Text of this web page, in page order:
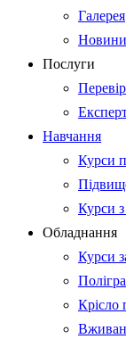
Галерея
Новини
Послуги
Навчання
Курси
Курси
Обладнання
Курси
Крісло